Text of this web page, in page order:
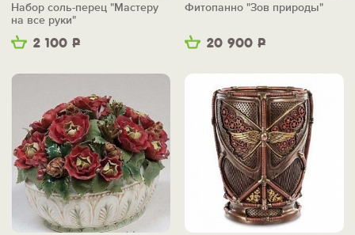
2 100 Р
Набор соль-перец "Мастеру
на все руки"
20 900 Р
Фитопанно "Зов природы"